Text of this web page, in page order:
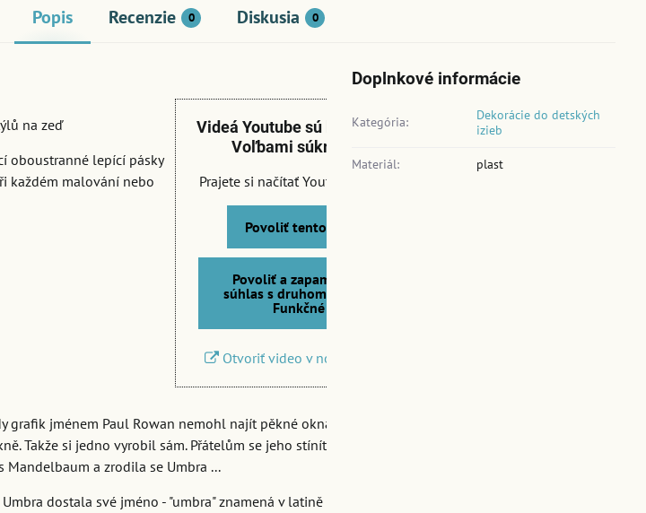
Popis Recenzie 0 Diskusia 0
na zeď
oboustranné lepící pásky
každém malování nebo
Videá Youtube sú blokované
Voľbami súkromia
Prajete si načítať Youtube video?
Povoliť tentokrát
Povoliť a zapamätať -
súhlas s druhom cookie:
Funkčné
Otvoriť video v novom okne
grafik jménem Paul Rowan nemohl najít pěkné okna stínítko na
Takže si jedno vyrobil sám. Přátelům se jeho stínítko velmi
a zrodila se Umbra ...
dostala své jméno - "umbra" znamená v latině "stín". Od té
Doplnkové informácie
Kategória:
Dekorácie do detských
izieb
Materiál: plast